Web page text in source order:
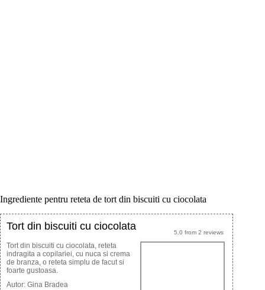
Ingrediente pentru reteta de tort din biscuiti cu ciocolata
5.0 from 2 reviews
Tort din biscuiti cu ciocolata
Tort din biscuiti cu ciocolata, reteta
indragita a copilariei, cu nuca si crema
de branza, o reteta simplu de facut si
foarte gustoasa.
Autor: Gina Bradea